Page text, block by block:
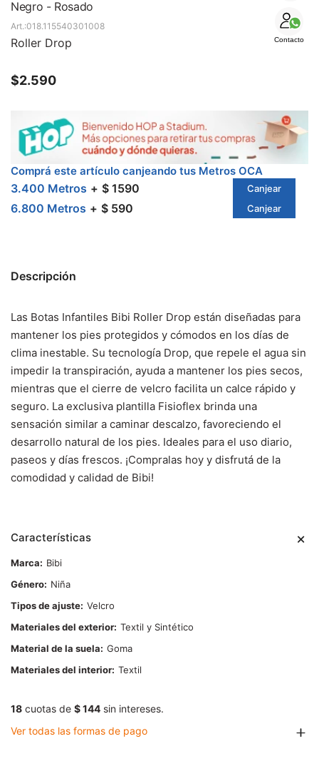
Negro - Rosado
Contacto
018.115540301008
Roller Drop
$2.590
Comprá este artículo canjeando tus Metros OCA
3.400 Metros $ 1590 Canjear
6.800 Metros $ 590 Canjear
Descripción
Las Botas Infantiles Bibi Roller Drop están diseñadas para
mantener los pies protegidos y cómodos en los días de
clima inestable. Su tecnología Drop, que repele el agua sin
impedir la transpiración, ayuda a mantener los pies secos,
mientras que el cierre de velcro facilita un calce rápido y
seguro. La exclusiva plantilla Fisioflex brinda una
sensación similar a caminar descalzo, favoreciendo el
desarrollo natural de los pies. Ideales para el uso diario,
paseos y días frescos. ¡Compralas hoy y disfrutá de la
comodidad y calidad de Bibi!
Características
Marca
Bibi
Género
Niña
Tipos de ajuste Velcro
Materiales del exterior Textil y Sintético
Material de la suela
Goma
Materiales del interior Textil
18 cuotas de $ 144 sin intereses.
Ver todas las formas de pago